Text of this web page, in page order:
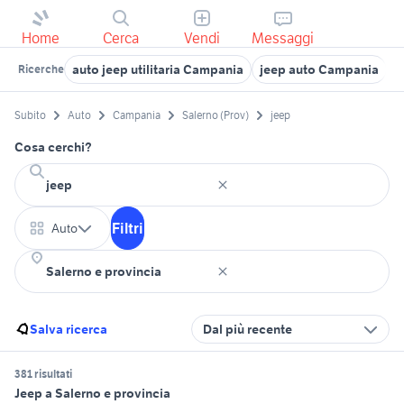
Home Cerca Vendi Messaggi
Ricerche auto jeep utilitaria Campania jeep auto Campania
Subito Auto Campania Salerno (Prov) jeep
Cosa cerchi?
Auto Filtri
Salva ricerca Dal più recente
381 risultati
Jeep a Salerno e provincia